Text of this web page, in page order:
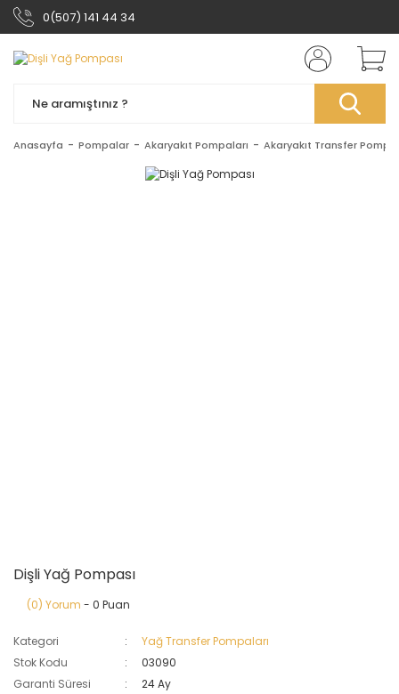
0(507) 141 44 34
Anasayfa Pompalar Akaryakıt Pompaları Akaryakıt Transfer
Dişli Yağ Pompası
(0) Yorum - 0 Puan
Kategori
Yağ Transfer Pompaları
Stok Kodu
03090
Garanti Süresi
24 Ay